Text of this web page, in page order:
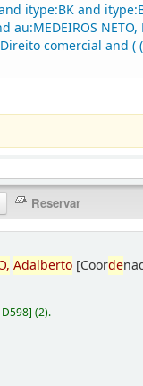
itype:BK and
comercial and (
Adalberto [Coorde
](2).